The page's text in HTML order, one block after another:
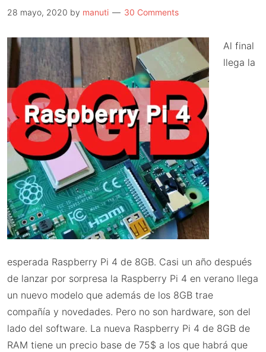
28 mayo, 2020 by manuti 30 Comments
Al final
llega la
esperada Raspberry Pi 4 de 8GB. Casi un año después
de lanzar por sorpresa la Raspberry Pi 4 en verano llega
un nuevo modelo que además de los 8GB trae
compañía y novedades. Pero no son hardware, son del
lado del software. La nueva Raspberry Pi 4 de 8GB de
RAM tiene un precio base de 75$ a los que habrá que